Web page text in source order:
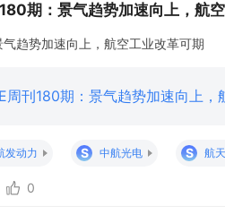
期：景气趋势加速向上，航
趋势加速向上，航空工业改革可期
周刊180期：景气趋势加速向上
发动力 S 中航光电 S 航
0